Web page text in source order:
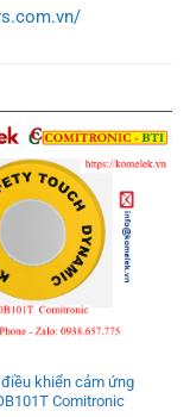
khiển cảm ứng
Comitronic